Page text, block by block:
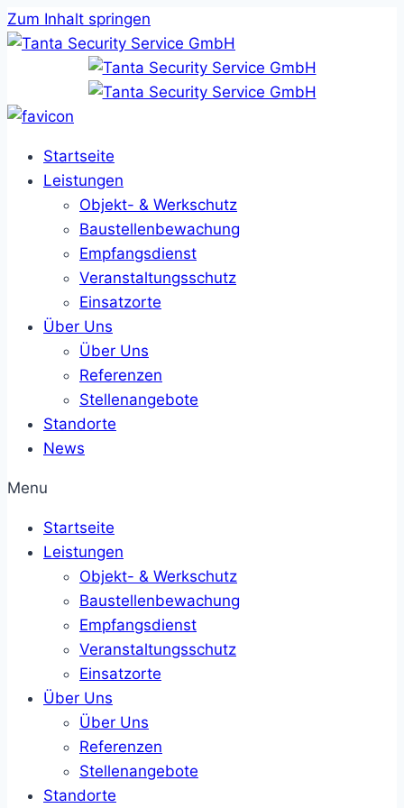
Zum Inhalt springen
Startseite
Leistungen
Objekt- & Werkschutz
Baustellenbewachung
Empfangsdienst
Veranstaltungsschutz
Einsatzorte
Über Uns
Über Uns
Referenzen
Stellenangebote
Standorte
News
Menu
Startseite
Leistungen
Objekt- & Werkschutz
Baustellenbewachung
Empfangsdienst
Veranstaltungsschutz
Einsatzorte
Über Uns
Über Uns
Referenzen
Stellenangebote
Standorte